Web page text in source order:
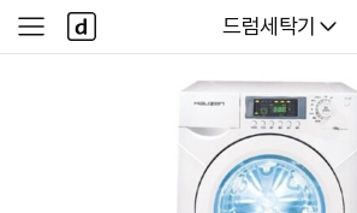
다나와
드럼세탁기
사
이
다
나
와